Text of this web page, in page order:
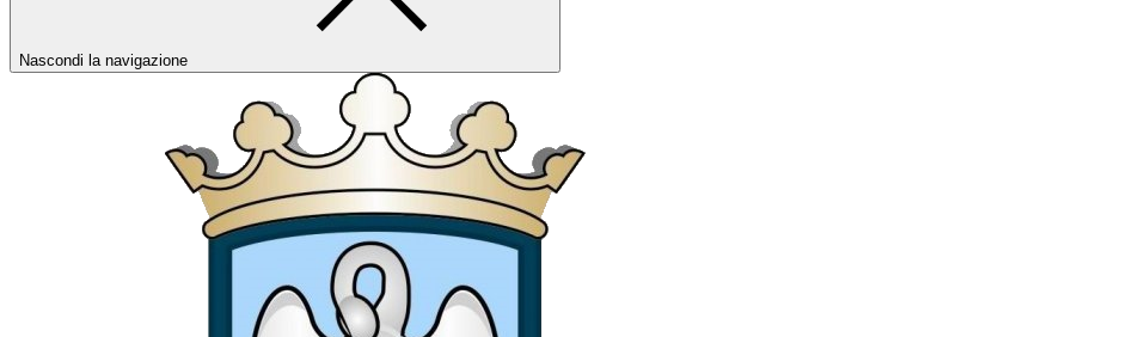
Nascondi la navigazione